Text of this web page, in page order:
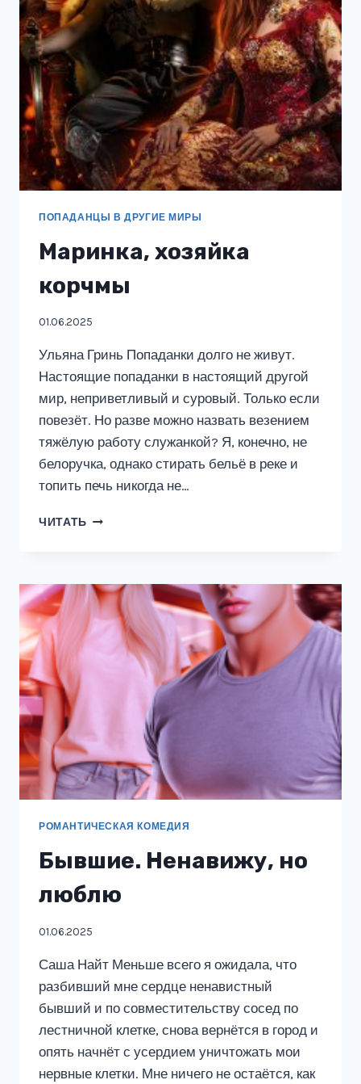
ПОПАДАНЦЫ В ДРУГИЕ МИРЫ
Маринка, хозяйка
корчмы
01.06.2025
Ульяна Гринь Попаданки долго не живут.
Настоящие попаданки в настоящий другой
мир, неприветливый и суровый. Только если
повезёт. Но разве можно назвать везением
тяжёлую работу служанкой? Я, конечно, не
белоручка, однако стирать бельё в реке и
топить печь никогда не…
ЧИТАТЬ МАРИНКА,
РОМАНТИЧЕСКАЯ КОМЕДИЯ
Бывшие. Ненавижу, но
люблю
01.06.2025
Саша Найт Меньше всего я ожидала, что
разбивший мне сердце ненавистный
бывший и по совместительству сосед по
лестничной клетке, снова вернётся в город и
опять начнёт с усердием уничтожать мои
нервные клетки. Мне ничего не остаётся, как